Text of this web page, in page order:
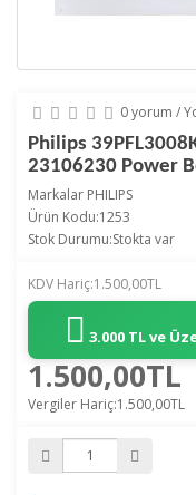
0 yorum /
Philips
23106230 Power
Markalar PHILIPS
Ürün Kodu:1253
Stok Durumu:Stokta var
KDV Hariç:1.500,00TL
3.000 TL ve
1.500,00TL
Vergiler Hariç:1.500,00TL